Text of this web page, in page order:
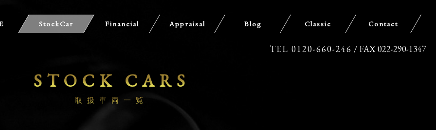
TEL 0120-660-246 / FAX 022-290-1347
StockCar Financial Appraisal Blog Classic Contact
STOCK CARS
取扱車両一覧